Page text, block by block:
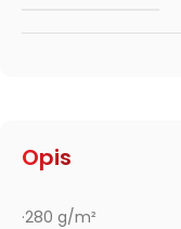
Opis
·280 g/m²